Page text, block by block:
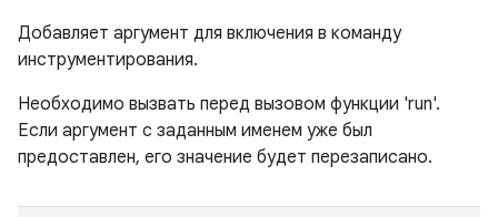
Добавляет аргумент для включения в команду
инструментирования.
Необходимо вызвать перед вызовом функции 'run'.
Если аргумент с заданным именем уже был
предоставлен, его значение будет перезаписано.